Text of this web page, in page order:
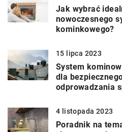
Jak wybrać
nowoczesnego
kominkowego?
15 lipca 2023
System
dla
odprowadzania
4 listopada 2023
Poradnik na